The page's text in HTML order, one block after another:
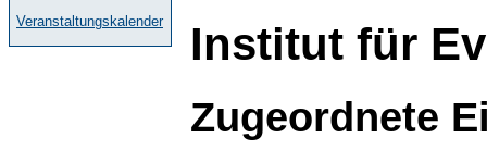
Veranstaltungskalender Institut für
Zugeordnete